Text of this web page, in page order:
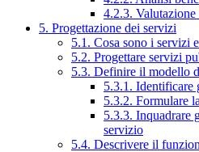
4.2.3. Valutazione
5. Progettazione dei servizi
5.1. Cosa sono i servizi
5.2. Progettare servizi
5.3. Definire il modello
5.3.1.
5.3.2. Formulare
5.3.3. Inquadrare
servizio
5.4. Descrivere il